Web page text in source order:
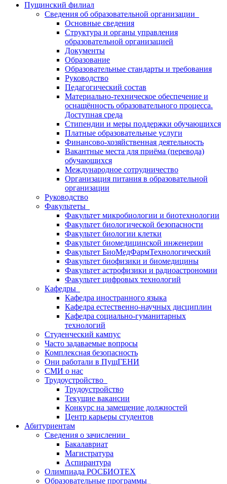
Пущинский филиал
Сведения об образовательной организации
Основные сведения
Структура и органы управления
образовательной организацией
Документы
Образование
Образовательные стандарты и требования
Руководство
Педагогический состав
Материально-техническое обеспечение и
оснащённость образовательного процесса.
Доступная среда
Стипендии и меры поддержки обучающихся
Платные образовательные услуги
Финансово-хозяйственная деятельность
Вакантные места для приёма (перевода)
обучающихся
Международное сотрудничество
Организация питания в образовательной
организации
Руководство
Факультеты
Факультет микробиологии и биотехнологии
Факультет биологической безопасности
Факультет биологии клетки
Факультет биомедицинской инженерии
Факультет БиоМедФармТехнологический
Факультет биофизики и биомедицины
Факультет астрофизики и радиоастрономии
Факультет цифровых технологий
Кафедры
Кафедра иностранного языка
Кафедра естественно-научных дисциплин
Кафедра социально-гуманитарных
технологий
Студенческий кампус
Часто задаваемые вопросы
Комплексная безопасность
Они работали в ПущГЕНИ
СМИ о нас
Трудоустройство
Трудоустройство
Текущие вакансии
Конкурс на замещение должностей
Центр карьеры студентов
Абитуриентам
Сведения о зачислении
Бакалавриат
Магистратура
Аспирантура
Олимпиада РОСБИОТЕХ
Образовательные программы